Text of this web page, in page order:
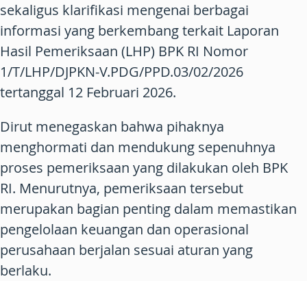
sekaligus klarifikasi mengenai berbagai
informasi yang berkembang terkait Laporan
Hasil Pemeriksaan (LHP) BPK RI Nomor
1/T/LHP/DJPKN-V.PDG/PPD.03/02/2026
tertanggal 12 Februari 2026.
Dirut menegaskan bahwa pihaknya
menghormati dan mendukung sepenuhnya
proses pemeriksaan yang dilakukan oleh BPK
RI. Menurutnya, pemeriksaan tersebut
merupakan bagian penting dalam memastikan
pengelolaan keuangan dan operasional
perusahaan berjalan sesuai aturan yang
berlaku.